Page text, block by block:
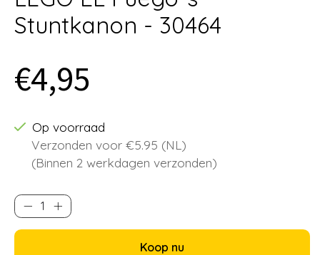
Stuntkanon - 30464
€4,95
Op voorraad
Verzonden voor €5.95 (NL)
(Binnen 2 werkdagen verzonden)
Koop nu